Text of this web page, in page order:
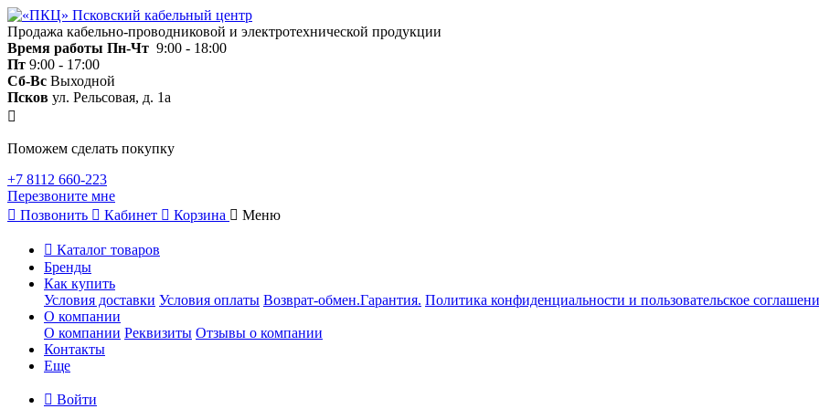
Продажа кабельно-проводниковой и электротехнической продукции
Время работы Пн-Чт 9:00 - 18:00
Пт 9:00 - 17:00
Сб-Вс Выходной
Псков ул. Рельсовая, д. 1а
Поможем сделать покупку
+7 8112 660-223
Перезвоните мне
Позвонить
Кабинет Корзина Меню
Каталог товаров
Бренды
Как купить
Условия доставки Условия оплаты Возврат-обмен.Гарантия. Политика конфиденциальности и пользовательское
О компании
О компании Реквизиты Отзывы о компании
Контакты
Еще
Войти